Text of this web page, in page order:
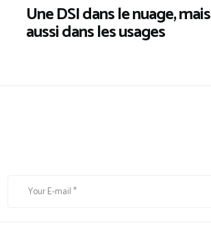
Une DSI dans le nuage, mais
aussi dans les usages